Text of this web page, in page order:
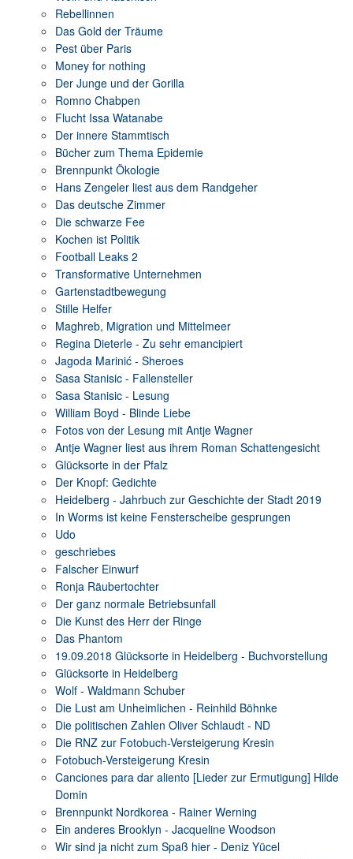
Rebellinnen
Das Gold der Träume
Pest über Paris
Money for nothing
Der Junge und der Gorilla
Romno Chabpen
Flucht Issa Watanabe
Der innere Stammtisch
Bücher zum Thema Epidemie
Brennpunkt Ökologie
Hans Zengeler liest aus dem Randgeher
Das deutsche Zimmer
Die schwarze Fee
Kochen ist Politik
Football Leaks 2
Transformative Unternehmen
Gartenstadtbewegung
Stille Helfer
Maghreb, Migration und Mittelmeer
Regina Dieterle - Zu sehr emancipiert
Jagoda Marinić - Sheroes
Sasa Stanisic - Fallensteller
Sasa Stanisic - Lesung
William Boyd - Blinde Liebe
Fotos von der Lesung mit Antje Wagner
Antje Wagner liest aus ihrem Roman Schattengesicht
Glücksorte in der Pfalz
Der Knopf: Gedichte
Heidelberg - Jahrbuch zur Geschichte der Stadt 2019
In Worms ist keine Fensterscheibe gesprungen
Udo
geschriebes
Falscher Einwurf
Ronja Räubertochter
Der ganz normale Betriebsunfall
Die Kunst des Herr der Ringe
Das Phantom
19.09.2018 Glücksorte in Heidelberg - Buchvorstellung
Glücksorte in Heidelberg
Wolf - Waldmann Schuber
Die Lust am Unheimlichen - Reinhild Böhnke
Die politischen Zahlen Oliver Schlaudt - ND
Die RNZ zur Fotobuch-Versteigerung Kresin
Fotobuch-Versteigerung Kresin
Canciones para dar aliento [Lieder zur Ermutigung] Hilde
Domin
Brennpunkt Nordkorea - Rainer Werning
Ein anderes Brooklyn - Jacqueline Woodson
Wir sind ja nicht zum Spaß hier - Deniz Yücel